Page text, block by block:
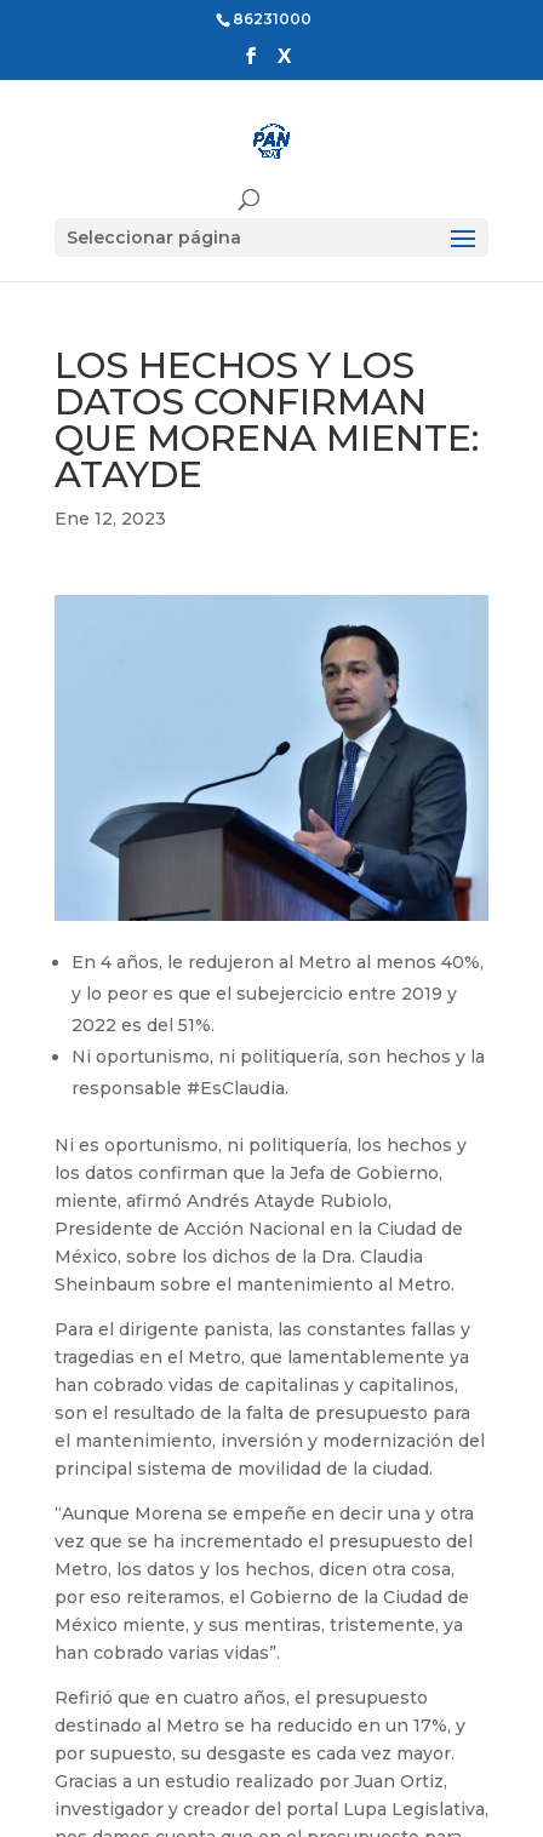
86231000
Seleccionar página
LOS HECHOS Y LOS
DATOS CONFIRMAN
QUE MORENA MIENTE:
ATAYDE
Ene 12, 2023
En 4 años, le redujeron al Metro al menos 40%,
y lo peor es que el subejercicio entre 2019 y
2022 es del 51%.
Ni oportunismo, ni politiquería, son hechos y la
responsable #EsClaudia.
Ni es oportunismo, ni politiquería, los hechos y
los datos confirman que la Jefa de Gobierno,
miente, afirmó Andrés Atayde Rubiolo,
Presidente de Acción Nacional en la Ciudad de
México, sobre los dichos de la Dra. Claudia
Sheinbaum sobre el mantenimiento al Metro.
Para el dirigente panista, las constantes fallas y
tragedias en el Metro, que lamentablemente ya
han cobrado vidas de capitalinas y capitalinos,
son el resultado de la falta de presupuesto para
el mantenimiento, inversión y modernización del
principal sistema de movilidad de la ciudad.
“Aunque Morena se empeñe en decir una y otra
vez que se ha incrementado el presupuesto del
Metro, los datos y los hechos, dicen otra cosa,
por eso reiteramos, el Gobierno de la Ciudad de
México miente, y sus mentiras, tristemente, ya
han cobrado varias vidas”.
Refirió que en cuatro años, el presupuesto
destinado al Metro se ha reducido en un 17%, y
por supuesto, su desgaste es cada vez mayor.
Gracias a un estudio realizado por Juan Ortiz,
investigador y creador del portal Lupa Legislativa,